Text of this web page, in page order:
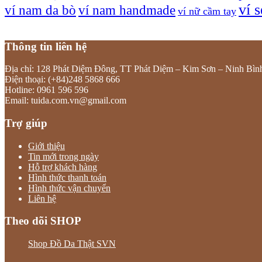
ví nam da bò ví nam handmade ví nữ cầm tay ví
Thông tin liên hệ
Địa chỉ: 128 Phát Diệm Đông, TT Phát Diệm – Kim Sơn – Ninh
Điện thoại: (+84)248 5868 666
Hotline: 0961 596 596
Email: tuida.com.vn@gmail.com
Trợ giúp
Giới thiệu
Tin mới trong ngày
Hỗ trợ khách hàng
Hình thức thanh toán
Hình thức vận chuyển
Liên hệ
Theo dõi SHOP
Shop Đồ Da Thật SVN